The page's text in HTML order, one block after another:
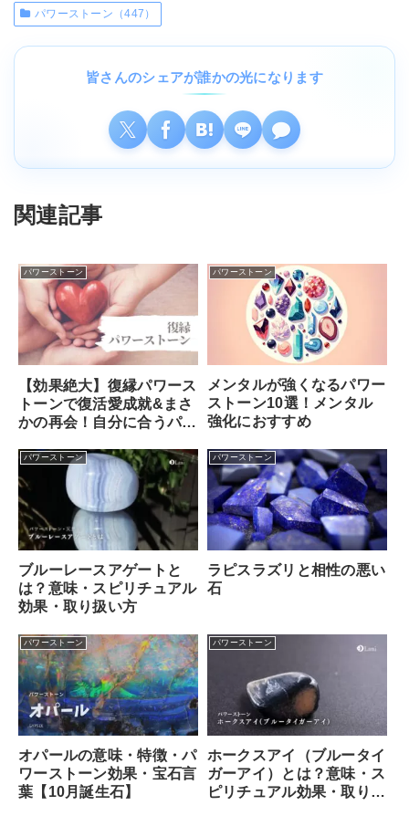
パワーストーン（447）
皆さんのシェアが誰かの光になります
関連記事
パワーストーン
【効果絶大】復縁パワース
トーンで復活愛成就&まさ
かの再会！自分に合うパワ
パワーストーン
メンタルが強くなるパワー
ストーン10選！メンタル
強化におすすめ
パワーストーン
ブルーレースアゲートと
は？意味・スピリチュアル
効果・取り扱い方
パワーストーン
ラピスラズリと相性の悪い
石
パワーストーン
オパールの意味・特徴・パ
ワーストーン効果・宝石言
葉【10月誕生石】
パワーストーン
ホークスアイ（ブルータイ
ガーアイ）とは？意味・ス
ピリチュアル効果・取り扱